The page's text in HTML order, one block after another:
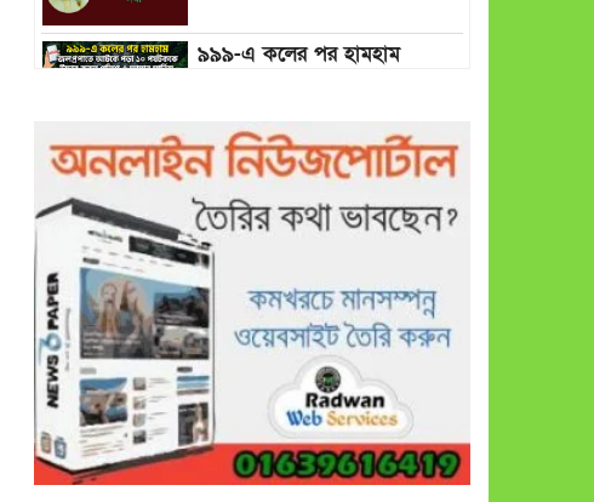
৯৯৯-এ কলের পর হামহাম
ফায়ার সার্ভিস
গাছ না কেটে আমাদের পুড়িয়ে
মারলে ভালো হতো’: বন বিভাগের
নিষ্ঠুরতায় নিঃস্ব কৃষক